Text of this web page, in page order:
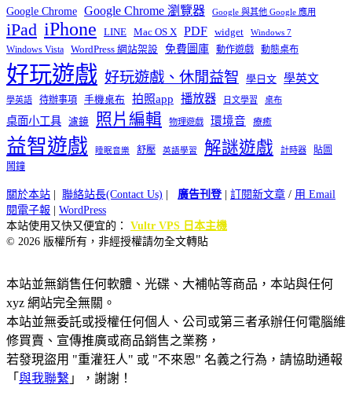
Google Chrome Google Chrome 瀏覽器 Google 與其他 Google 應用
iPad iPhone LINE Mac OS X PDF widget Windows 7
Windows Vista WordPress 網站架設 免費圖庫 動作遊戲 動態桌布
好玩遊戲 好玩遊戲、休閒益智 學日文 學英文
學英語 待辦事項 手機桌布 拍照app 播放器 日文學習 桌布
桌面小工具 濾鏡 照片編輯 物理遊戲 環境音 療癒
益智遊戲 睡眠音樂 舒壓 英語學習 解謎遊戲 計時器
貼圖
鬧鐘
關於本站 | 聯絡站長(Contact Us) | 廣告刊登| 訂閱新文章 / 用 Email
閱電子報 | WordPress
本站使用又快又便宜的： Vultr VPS 日本主機
© 2026 版權所有，非經授權請勿全文轉貼
本站並無銷售任何軟體、光碟、大補帖等商品，本站與任何
xyz 網站完全無關。
本站並無委託或授權任何個人、公司或第三者承辦任何電腦維
修買賣、宣傳推廣或商品銷售之業務，
若發現盜用 "重灌狂人" 或 "不來恩" 名義之行為，請協助通報
「 與我聯繫 」，謝謝！